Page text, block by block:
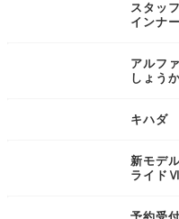
スタッ
インナ
アルフ
しょう
キハダ
新モデ
ライドⅥ